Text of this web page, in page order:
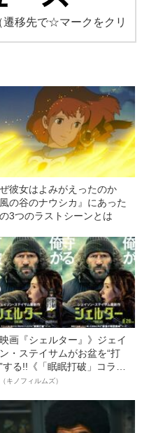
遷移先で☆マークをクリ
彼女はよみがえったのか
風の谷のナウシカ』にあった
3つのラストシーンとは
映画『シェルター』》ジェイ
・ステイサムがお盆を“打
する!!《「眠眠打破」コラ
キノフィルムズ）